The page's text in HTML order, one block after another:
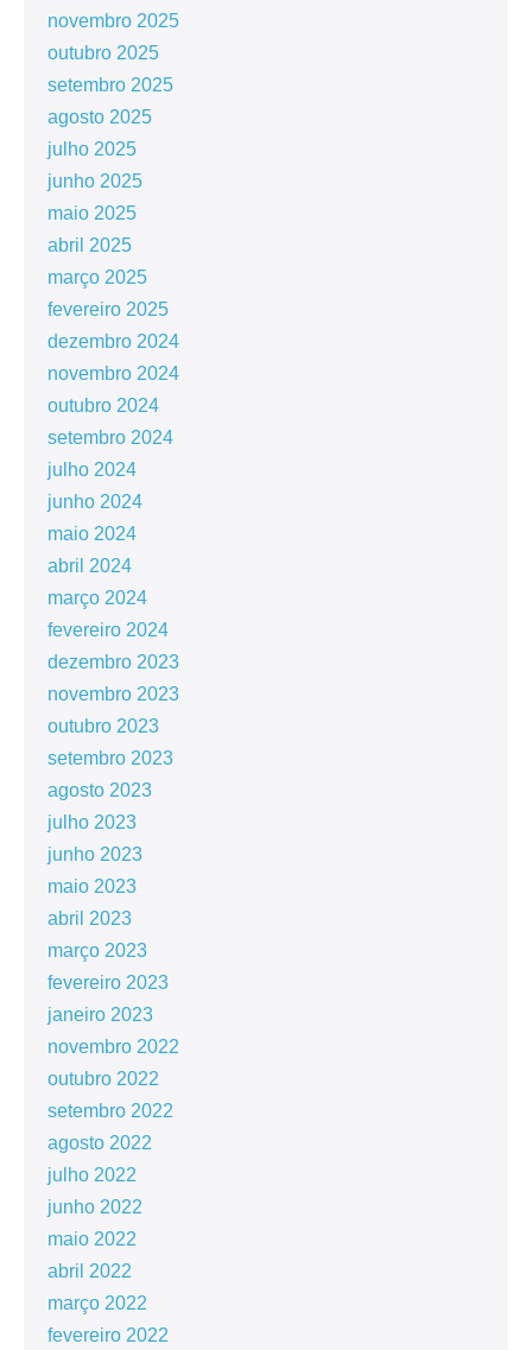
novembro 2025
outubro 2025
setembro 2025
agosto 2025
julho 2025
junho 2025
maio 2025
abril 2025
março 2025
fevereiro 2025
dezembro 2024
novembro 2024
outubro 2024
setembro 2024
julho 2024
junho 2024
maio 2024
abril 2024
março 2024
fevereiro 2024
dezembro 2023
novembro 2023
outubro 2023
setembro 2023
agosto 2023
julho 2023
junho 2023
maio 2023
abril 2023
março 2023
fevereiro 2023
janeiro 2023
novembro 2022
outubro 2022
setembro 2022
agosto 2022
julho 2022
junho 2022
maio 2022
abril 2022
março 2022
fevereiro 2022